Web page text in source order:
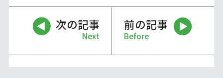
次の記事
Next
前の記事
Before